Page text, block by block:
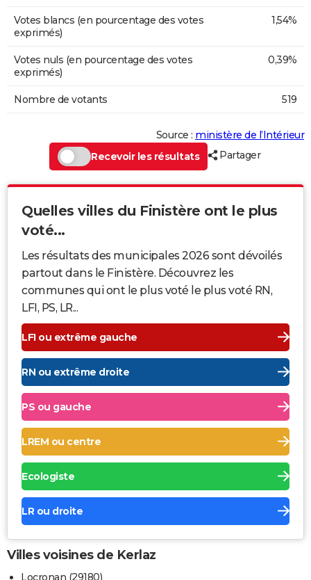
Votes blancs (en pourcentage des votes
exprimés)
1,54%
Votes nuls (en pourcentage des votes
exprimés)
0,39%
Nombre de votants 519
Source : ministère de l’Intérieur
Recevoir les résultats
Partager
Quelles villes du Finistère ont le plus
voté...
Les résultats des municipales 2026 sont dévoilés
partout dans le Finistère. Découvrez les
communes qui ont le plus voté le plus voté RN,
LFI, PS, LR...
LFI ou extrême gauche
RN ou extrême droite
PS ou gauche
LREM ou centre
Ecologiste
LR ou droite
Villes voisines de Kerlaz
Locronan (29180)